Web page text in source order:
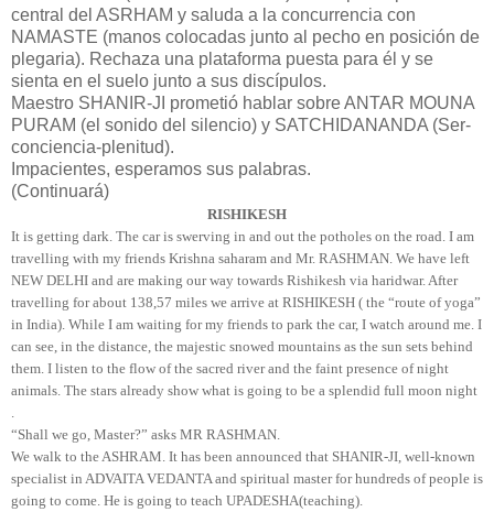
central del ASRHAM y saluda a la concurrencia con
NAMASTE (manos colocadas junto al pecho en posición de
plegaria). Rechaza una plataforma puesta para él y se
sienta en el suelo junto a sus discípulos.
Maestro SHANIR-JI prometió hablar sobre ANTAR MOUNA
PURAM (el sonido del silencio) y SATCHIDANANDA (Ser-
conciencia-plenitud).
Impacientes, esperamos sus palabras.
(Continuará)
RISHIKESH
It is getting dark. The car is swerving in and out the potholes on the road. I am
travelling with my friends Krishna saharam and Mr. RASHMAN. We have left
NEW DELHI and are making our way towards Rishikesh via haridwar. After
travelling for about 138,57 miles we arrive at RISHIKESH ( the “route of yoga”
in India). While I am waiting for my friends to park the car, I watch around me. I
can see, in the distance, the majestic snowed mountains as the sun sets behind
them. I listen to the flow of the sacred river and the faint presence of night
animals. The stars already show what is going to be a splendid full moon night
“Shall we go, Master?” asks MR RASHMAN.
We walk to the ASHRAM . It has been announced that SHANIR-JI, well-known
specialist in ADVAITA VEDANTA and spiritual master for hundreds of people is
going to come . He is going to teach UPADESHA(teaching).